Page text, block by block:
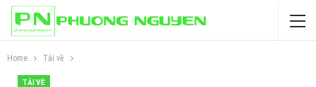
Home Tải về
TẢI VỀ